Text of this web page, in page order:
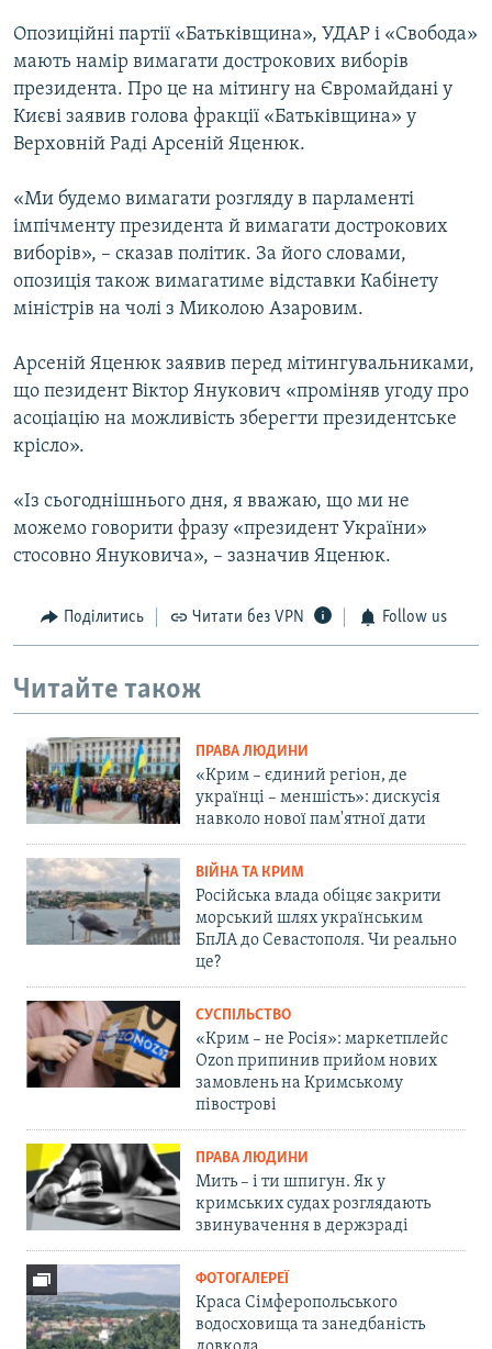
Усі сайти RFE/RL
Опозиційні партії «Батьківщина», УДАР і «Свобода»
мають намір вимагати дострокових виборів
президента. Про це на мітингу на Євромайдані у
Києві заявив голова фракції «Батьківщина» у
Верховній Раді Арсеній Яценюк.
«Ми будемо вимагати розгляду в парламенті
імпічменту президента й вимагати дострокових
виборів», – сказав політик. За його словами,
опозиція також вимагатиме відставки Кабінету
міністрів на чолі з Миколою Азаровим.
Арсеній Яценюк заявив перед мітингувальниками,
що пезидент Віктор Янукович «проміняв угоду про
асоціацію на можливість зберегти президентське
крісло».
«Із сьогоднішнього дня, я вважаю, що ми не
можемо говорити фразу «президент України»
стосовно Януковича», – зазначив Яценюк.
Поділитись Читати без VPN Follow us
Читайте також
ПРАВА ЛЮДИНИ
«Крим – єдиний регіон, де
українці – меншість»: дискусія
навколо нової пам'ятної дати
ВІЙНА ТА КРИМ
Російська влада обіцяє закрити
морський шлях українським
БпЛА до Севастополя. Чи реально
це?
СУСПІЛЬСТВО
«Крим – не Росія»: маркетплейс
Ozon припинив прийом нових
замовлень на Кримському
півострові
ПРАВА ЛЮДИНИ
Мить – і ти шпигун. Як у
кримських судах розглядають
звинувачення в держзраді
ФОТОГАЛЕРЕЇ
Краса Сімферопольського
водосховища та занедбаність